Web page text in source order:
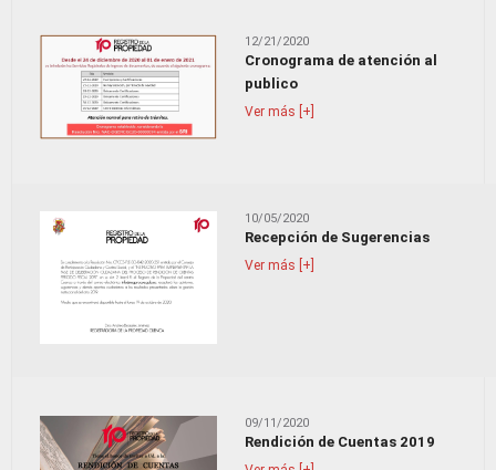
12/21/2020
Cronograma de atención al
publico
Ver más [+]
10/05/2020
Recepción de Sugerencias
Ver más [+]
09/11/2020
Rendición de Cuentas 2019